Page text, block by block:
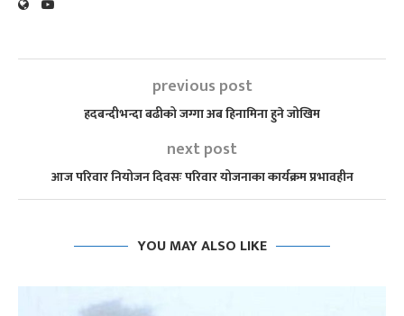
previous post
हदबन्दीभन्दा बढीको जग्गा अब हिनामिना हुने जोखिम
next post
आज परिवार नियोजन दिवसः परिवार योजनाका कार्यक्रम प्रभावहीन
YOU MAY ALSO LIKE